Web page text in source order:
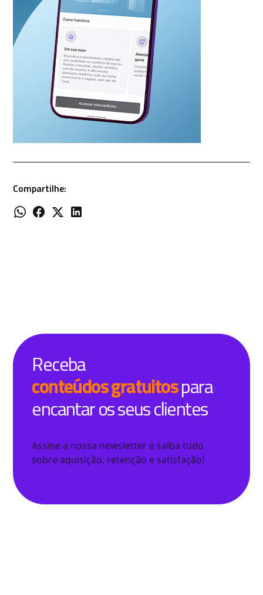
Compartilhe:
Receba
conteúdos gratuitospara
encantar os seus clientes
Assine a nossa newsletter e saiba tudo
sobre aquisição, retenção e satisfação!